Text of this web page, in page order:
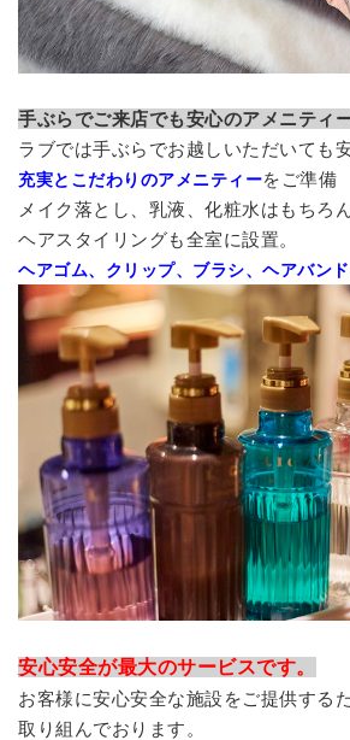
手ぶらでご来店でも安心のアメニティー
ラブでは手ぶらでお越しいただいても
充実とこだわりのアメニティーをご準備
メイク落とし、乳液、化粧水はもちろ
ヘアスタイリングも全室に設置。
ヘアゴム、クリップ、ブラシ、ヘアバンド
安心安全が最大のサービスです。
お客様に安心安全な施設をご提供する
取り組んでおります。